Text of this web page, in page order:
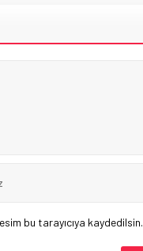
bu tarayıcıya kaydedilsin.